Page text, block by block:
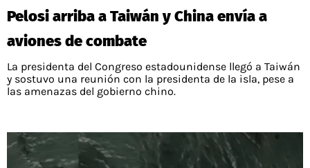
Pelosi arriba a Taiwán y China envía a
aviones de combate
La presidenta del Congreso estadounidense llegó a Taiwán
y sostuvo una reunión con la presidenta de la isla, pese a
las amenazas del gobierno chino.